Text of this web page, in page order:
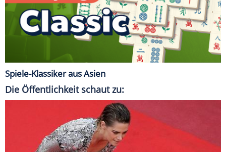
Spiele-Klassiker aus Asien
Die Öffentlichkeit schaut zu: